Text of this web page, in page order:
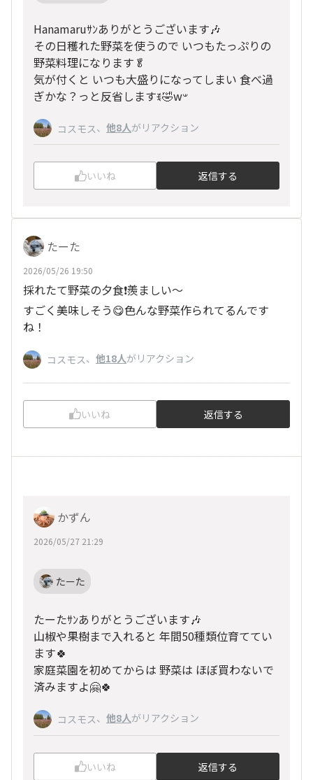
Hanamaruｻﾝありがとうございます🎶
その日穫れた野菜を使うので いつもたっぷりの
野菜料理になります🥬
気が付くと いつも大盛りになってしまい 食べ過
ぎかな？っと反省しますꉂ🤣w‪𐤔
コスモス、 他8人がリアクション
いいね 返信する
たーた
2026/05/26 19:50
採れたて野菜の夕食❗️羨ましい〜
すごく美味しそう😋色んな野菜作られてるんです
ね！
コスモス、 他18人がリアクション
いいね 返信する
かずん
2026/05/27 21:29
たーた
たーたｻﾝありがとうございます🎶
山椒や果樹まで入れると 年間50種類位育ててい
ます🍀
家庭菜園を初めてからは 野菜は ほぼ買わないで
済みますよ🤗🍀
コスモス、 他8人がリアクション
いいね 返信する